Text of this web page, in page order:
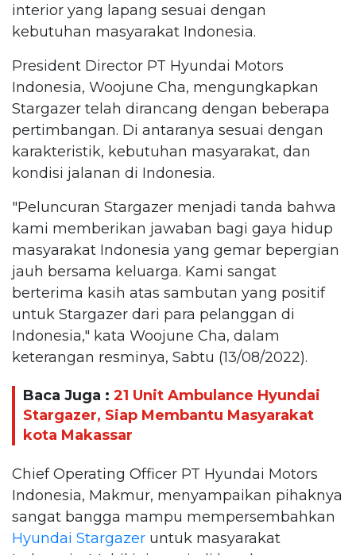
interior yang lapang sesuai dengan
kebutuhan masyarakat Indonesia.
President Director PT Hyundai Motors
Indonesia, Woojune Cha, mengungkapkan
Stargazer telah dirancang dengan beberapa
pertimbangan. Di antaranya sesuai dengan
karakteristik, kebutuhan masyarakat, dan
kondisi jalanan di Indonesia.
"Peluncuran Stargazer menjadi tanda bahwa
kami memberikan jawaban bagi gaya hidup
masyarakat Indonesia yang gemar bepergian
jauh bersama keluarga. Kami sangat
berterima kasih atas sambutan yang positif
untuk Stargazer dari para pelanggan di
Indonesia," kata Woojune Cha, dalam
keterangan resminya, Sabtu (13/08/2022).
Baca Juga : 21 Unit Ambulance Hyundai
Stargazer, Siap Membantu Masyarakat
kota Makassar
Chief Operating Officer PT Hyundai Motors
Indonesia, Makmur, menyampaikan pihaknya
sangat bangga mampu mempersembahkan
Hyundai Stargazer untuk masyarakat